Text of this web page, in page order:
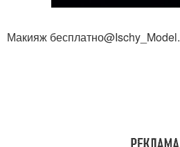
Макияж бесплатно@Ischy_Model.